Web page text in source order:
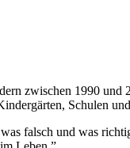
zwischen 1990 und
Schulen
falsch und was